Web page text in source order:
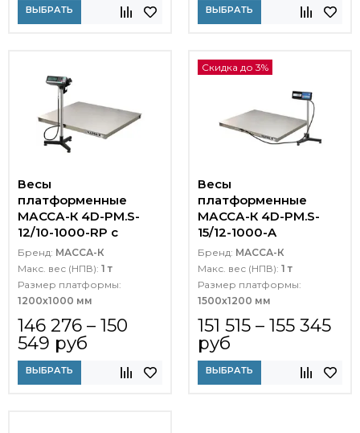
ВЫБРАТЬ ВЫБРАТЬ
Весы
платформенные
МАССА-К 4D-PM.S-
12/10-1000-RP с
печатью этикеток
Бренд: МАССА-К
Макс. вес (НПВ): 1 т
Размер платформы:
1200х1000 мм
146 276 – 150
549 руб
ВЫБРАТЬ
Скидка до 3%
Весы
платформенные
МАССА-К 4D-PM.S-
15/12-1000-A
Бренд: МАССА-К
Макс. вес (НПВ): 1 т
Размер платформы:
1500х1200 мм
151 515 – 155 345
руб
ВЫБРАТЬ